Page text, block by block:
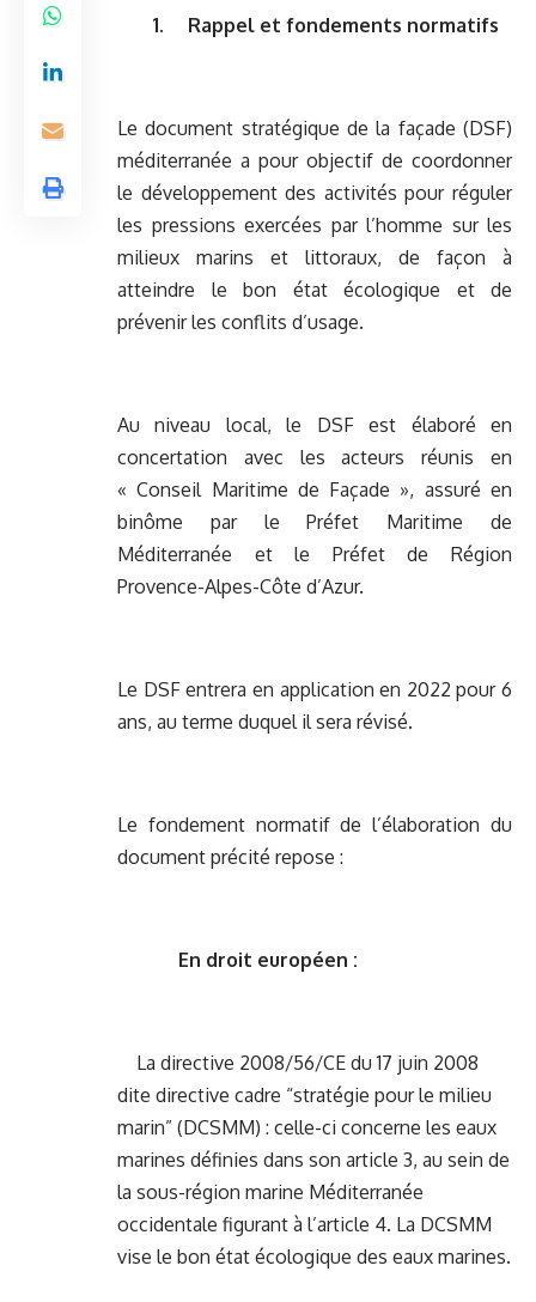
1. Rappel et fondements normatifs
Le document stratégique de la façade (DSF)
méditerranée a pour objectif de coordonner
le développement des activités pour réguler
les pressions exercées par l’homme sur les
milieux marins et littoraux, de façon à
atteindre le bon état écologique et de
prévenir les conflits d’usage.
Au niveau local, le DSF est élaboré en
concertation avec les acteurs réunis en
« Conseil Maritime de Façade », assuré en
binôme par le Préfet Maritime de
Méditerranée et le Préfet de Région
Provence-Alpes-Côte d’Azur.
Le DSF entrera en application en 2022 pour 6
ans, au terme duquel il sera révisé.
Le fondement normatif de l’élaboration du
document précité repose :
En droit européen :
La directive 2008/56/CE du 17 juin 2008
dite directive cadre “stratégie pour le milieu
marin” (DCSMM) : celle-ci concerne les eaux
marines définies dans son article 3, au sein de
la sous-région marine Méditerranée
occidentale figurant à l’article 4. La DCSMM
vise le bon état écologique des eaux marines.